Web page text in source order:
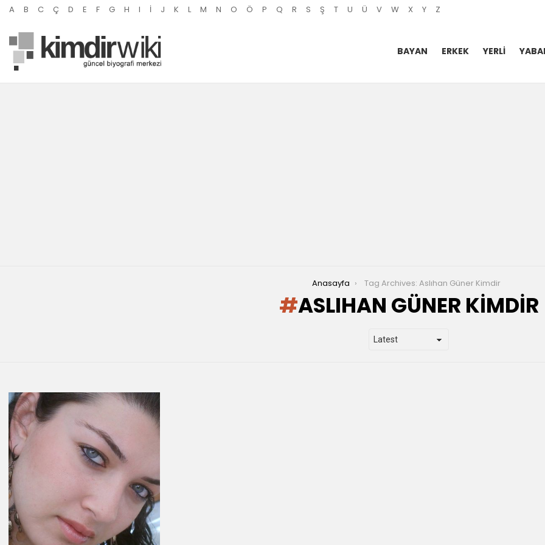
A B C Ç D E F G H I İ J K L M N O Ö P Q R S Ş T U Ü V W X Y Z
BAYAN ERKEK YERLI
Anasayfa Tag Archives: Aslıhan Güner Kimdir
ASLIHAN GÜNER KIMDIR
STORIES